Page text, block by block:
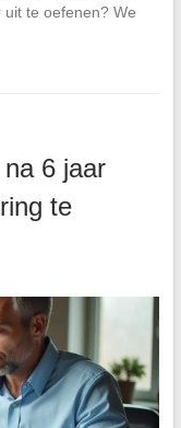
te oefenen? We
6 jaar
te